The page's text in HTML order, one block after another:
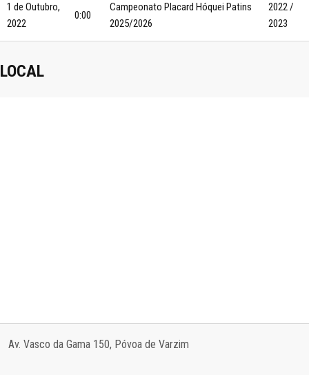
1 de Outubro,
2022
0:00
Campeonato Placard Hóquei Patins
2025/2026
2022 /
2023
LOCAL
Av. Vasco da Gama 150, Póvoa de Varzim